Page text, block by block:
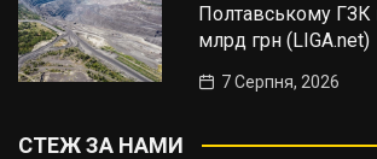
Полтавському ГЗК
млрд грн (LIGA.net)
7 Серпня, 2026
СТЕЖ ЗА НАМИ